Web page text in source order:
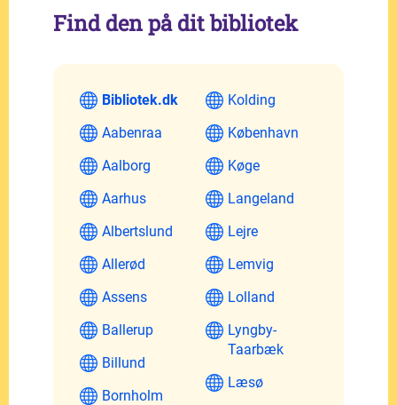
Find den på dit bibliotek
Bibliotek.dk
Aabenraa
Aalborg
Aarhus
Albertslund
Allerød
Assens
Ballerup
Billund
Bornholm
Kolding
København
Køge
Langeland
Lejre
Lemvig
Lolland
Lyngby-
Taarbæk
Læsø